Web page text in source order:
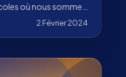
où nous sommes
2 Février 2024